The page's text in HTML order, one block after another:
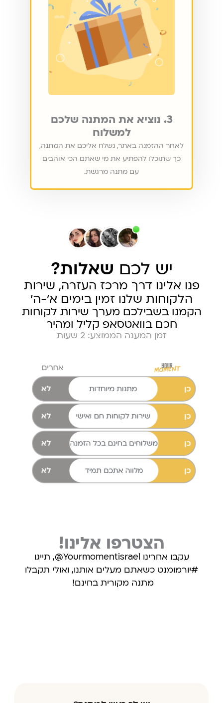
3. נוציא את המתנה שלכם
למשלוח
לאחר ההזמנה באתר, נשלח אליכם את המתנה,
כך שתוכלו להפתיע את מי שאתם הכי אוהבים
עם מתנה מרגשת.
יש לכם שאלות?
פנו אלינו דרך מרכז העזרה, שירות
הלקוחות שלנו זמין בימים א׳-ה׳
הקמנו בשבילכם מערך שירות לקוחות
חכם בוואטסאפ קליל ומהיר
זמן המענה הממוצע: 2 שעות
הצטרפו אלינו!
עקבו אחרינו Yourmomentisrael@, תייגו
#יורמומנט כשאתם מעלים אותנו, ואולי תקבלו
מתנה מקורית בחינם!